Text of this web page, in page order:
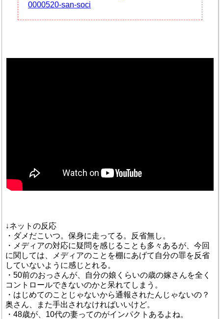
0000520-san-soci
↓ネットの反応
・ダメだこいつ。保身に走ってる。反省無し。
・メディアの対応に疑問を感じることも多々あるが、今回
に関しては、メディアのことを棚にあげて自分の罪を反省
していないように感じとれる。
・50前のおっさんが、自分の娘くらいの歳の嫁さんを全く
コントロールできないのかと呆れてしまう。
・はじめてのことじゃないから通報されたんじゃないの？
奥さん、また手出されなければいいけど。
・48歳が、10代の妻ってのがインパクトあるよね。